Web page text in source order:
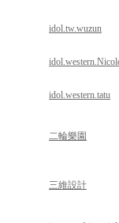
idol.tw.wuzun
idol.western.tatu
二輪樂園
三維設計